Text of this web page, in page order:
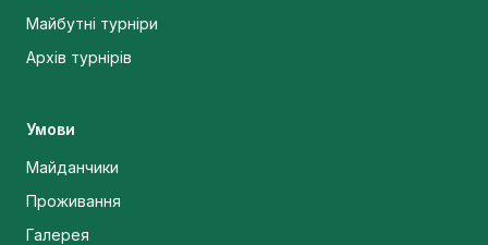
Майбутні турніри
Архів турнірів
Умови
Майданчики
Проживання
Галерея